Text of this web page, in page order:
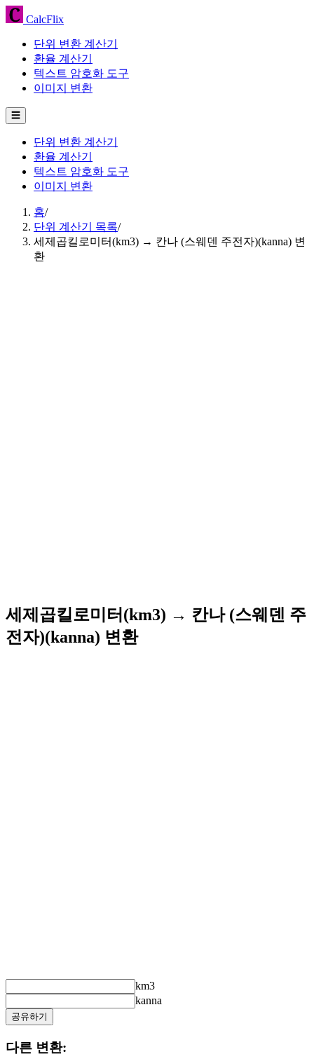
CalcFlix
단위 변환 계산기
환율 계산기
텍스트 암호화 도구
이미지 변환
☰
단위 변환 계산기
환율 계산기
텍스트 암호화 도구
이미지 변환
홈/
단위 계산기 목록/
세제곱킬로미터(km3) → 칸나 (스웨덴 주전자)(kanna) 변
환
세제곱킬로미터(km3) → 칸나 (스웨덴 주
전자)(kanna) 변환
km3
kanna
공유하기
다른 변환: